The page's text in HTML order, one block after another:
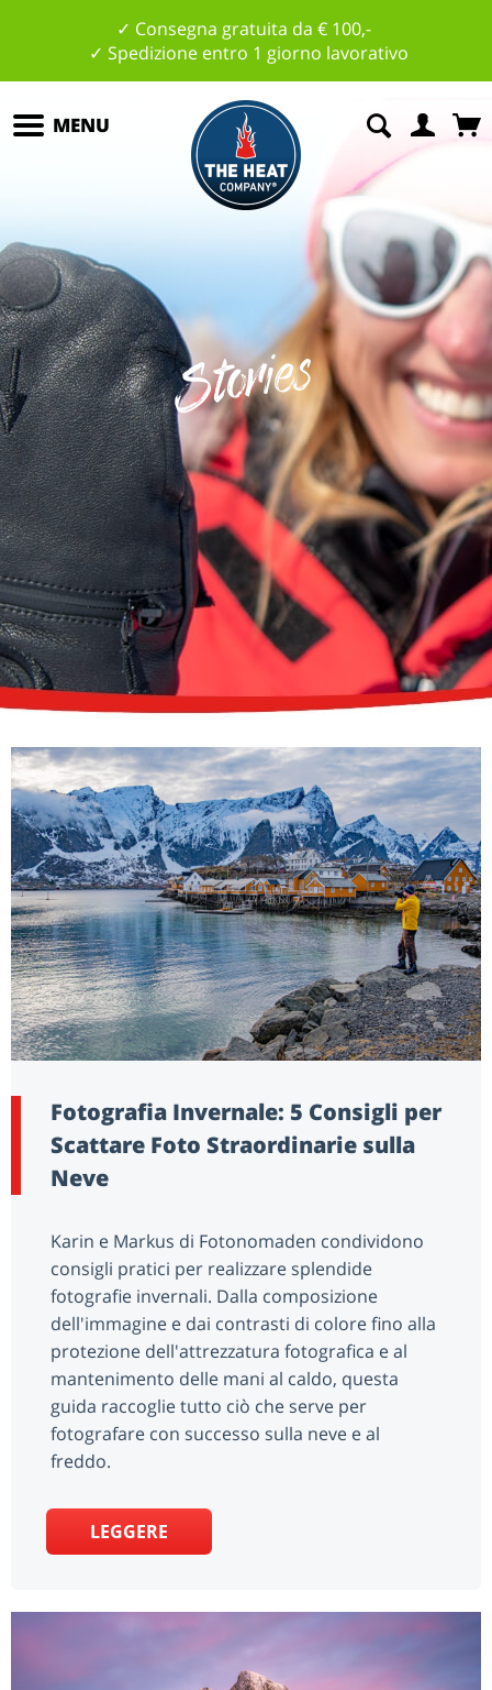
✓ Consegna gratuita da € 100,-
✓ Spedizione entro 1 giorno lavorativo
Stories
MENU
Fotografia Invernale: 5 Consigli per
Scattare Foto Straordinarie sulla
Neve
Karin e Markus di Fotonomaden condividono
consigli pratici per realizzare splendide
fotografie invernali. Dalla composizione
dell'immagine e dai contrasti di colore fino alla
protezione dell'attrezzatura fotografica e al
mantenimento delle mani al caldo, questa
guida raccoglie tutto ciò che serve per
fotografare con successo sulla neve e al
freddo.
LEGGERE